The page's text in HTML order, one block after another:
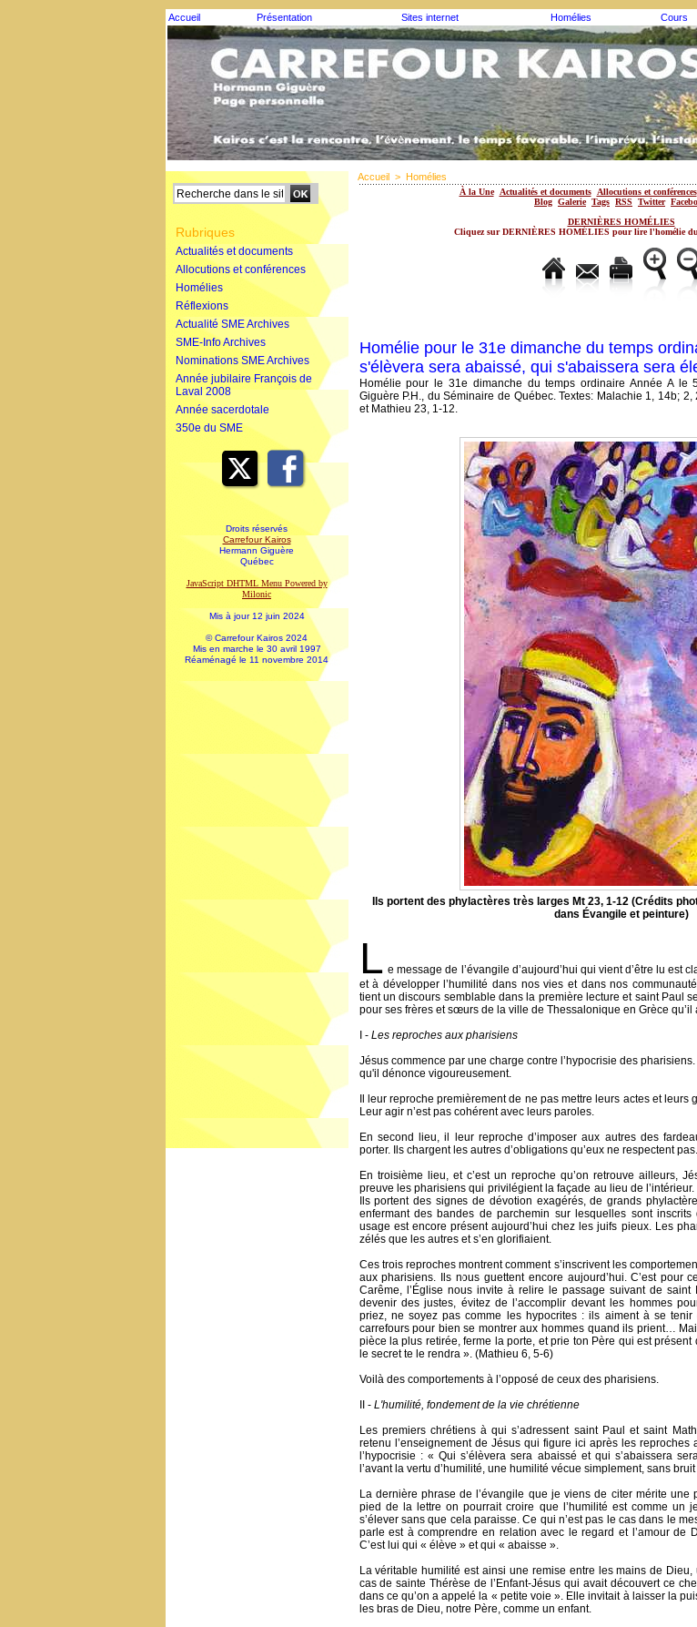
Accueil Présentation Sites internet Homélies Cours
Rubriques
Actualités et documents
Allocutions et conférences
Homélies
Réflexions
Actualité SME Archives
SME-Info Archives
Nominations SME Archives
Année jubilaire François de
Laval 2008
Année sacerdotale
350e du SME
Droits réservés
Carrefour Kairos
Hermann Giguère
Québec
JavaScript DHTML Menu Powered by
Milonic
Mis à jour 12 juin 2024
© Carrefour Kairos 2024
Mis en marche le 30 avril 1997
Réaménagé le 11 novembre 2014
Accueil > Homélies
À la Une Actualités et documents Allocutions et conférences
Blog Galerie Tags RSS Twitter
DERNIÈRES HOMÉLIES
Cliquez sur DERNIÈRES HOMÉLIES pour lire l'homélie
Homélie pour le 31e dimanche du temps
s'élèvera sera abaissé, qui s'abaissera sera
Homélie pour le 31e dimanche du temps ordinaire Année A le
Giguère P.H., du Séminaire de Québec. Textes: Malachie 1, 14b;
et Mathieu 23, 1-12.
Ils portent des phylactères très larges Mt 23, 1-12 (Crédits
dans Évangile et peinture)
L e message de l’évangile d’aujourd’hui qui vient d’être lu est
et à développer l’humilité dans nos vies et dans nos
tient un discours semblable dans la première lecture et saint Paul
pour ses frères et sœurs de la ville de Thessalonique en Grèce
I -Les reproches aux pharisiens
Jésus commence par une charge contre l’hypocrisie des
qu'il dénonce vigoureusement.
Il leur reproche premièrement de ne pas mettre leurs actes et leurs
Leur agir n’est pas cohérent avec leurs paroles.
En second lieu, il leur reproche d’imposer aux autres des
porter. Ils chargent les autres d’obligations qu’eux ne respectent pas.
En troisième lieu, et c’est un reproche qu’on retrouve ailleurs,
preuve les pharisiens qui privilégient la façade au lieu de
Ils portent des signes de dévotion exagérés, de grands
enfermant des bandes de parchemin sur lesquelles sont inscrits
usage est encore présent aujourd’hui chez les juifs pieux. Les
zélés que les autres et s’en glorifiaient.
Ces trois reproches montrent comment s’inscrivent les
aux pharisiens. Ils nous guettent encore aujourd’hui. C’est pour
Carême, l’Église nous invite à relire le passage suivant de
devenir des justes, évitez de l’accomplir devant les hommes
priez, ne soyez pas comme les hypocrites : ils aiment à se
carrefours pour bien se montrer aux hommes quand ils prient…
pièce la plus retirée, ferme la porte, et prie ton Père qui est
le secret te le rendra ». (Mathieu 6, 5-6)
Voilà des comportements à l’opposé de ceux des pharisiens.
II - L'humilité, fondement de la vie chrétienne
Les premiers chrétiens à qui s’adressent saint Paul et saint
retenu l’enseignement de Jésus qui figure ici après les
l’hypocrisie : « Qui s’élèvera sera abaissé et qui s’abaissera
l’avant la vertu d’humilité, une humilité vécue simplement, sans
La dernière phrase de l’évangile que je viens de citer mérite
pied de la lettre on pourrait croire que l’humilité est comme un
s’élever sans que cela paraisse. Ce qui n’est pas le cas dans le
parle est à comprendre en relation avec le regard et l’amour de
C’est lui qui « élève » et qui « abaisse ».
La véritable humilité est ainsi une remise entre les mains de
cas de sainte Thérèse de l’Enfant-Jésus qui avait découvert ce
dans ce qu’on a appelé la « petite voie ». Elle invitait à laisser la
les bras de Dieu, notre Père, comme un enfant.